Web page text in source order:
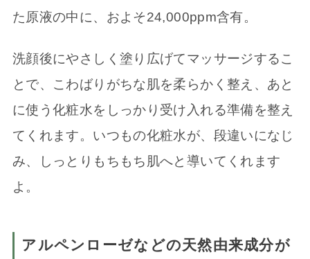
た原液の中に、およそ24,000ppm含有。
洗顔後にやさしく塗り広げてマッサージするこ
とで、こわばりがちな肌を柔らかく整え、あと
に使う化粧水をしっかり受け入れる準備を整え
てくれます。いつもの化粧水が、段違いになじ
み、しっとりもちもち肌へと導いてくれます
よ。
アルペンローゼなどの天然由来成分が